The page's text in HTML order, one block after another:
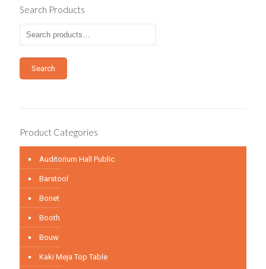
Search Products
Search
Product Categories
Auditorium Hall Public
Barstool
Bonet
Booth
Bouw
Kaki Meja Top Table